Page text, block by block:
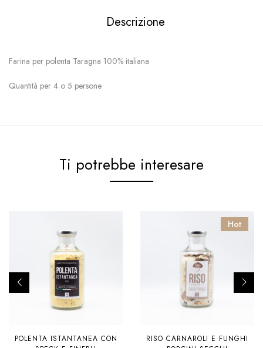
Descrizione
Farina per polenta Taragna 100% italiana
Quantità per 4 o 5 persone
Ti potrebbe interesare
POLENTA ISTANTANEA CON
Hot
RISO CARNAROLI E FUNGHI